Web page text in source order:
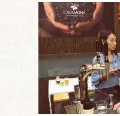
香醇的咖啡在唇齒
明 白何謂老莊主想